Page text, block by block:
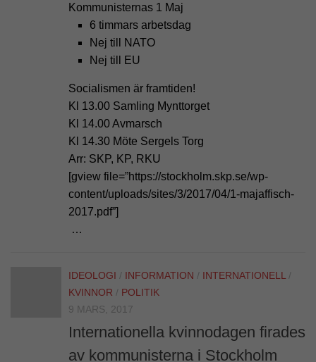
Kommunisternas 1 Maj
6 timmars arbetsdag
Nej till NATO
Nej till EU
Socialismen är framtiden!
Kl 13.00 Samling Mynttorget
Kl 14.00 Avmarsch
Kl 14.30 Möte Sergels Torg
Arr: SKP, KP, RKU
[gview file=”https://stockholm.skp.se/wp-
content/uploads/sites/3/2017/04/1-majaffisch-
2017.pdf”]
…
IDEOLOGI / INFORMATION / INTERNATIONELL /
KVINNOR / POLITIK
9 MARS, 2017
Internationella kvinnodagen firades
av kommunisterna i Stockholm